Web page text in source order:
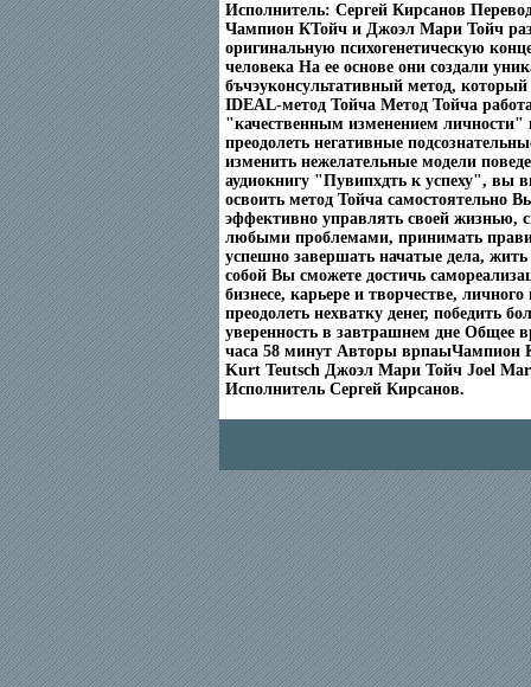
Исполнитель: Сергей Кирсанов
Чампион КТойч и Джоэл Мари Тойч
оригинальную психогенетическую
человека На ее основе они создали
бъчэуконсультативный метод,
IDEAL-метод Тойча Метод Тойча
"качественным изменением личности"
преодолеть негативные
изменить нежелательные модели
аудиокнигу "Пувипхдть к успеху", вы
освоить метод Тойча самостоятельно
эффективно управлять своей жизнью,
любыми проблемами, принимать
успешно завершать начатые дела,
собой Вы сможете достичь
бизнесе, карьере и творчестве, личного
преодолеть нехватку денег, победить
уверенность в завтрашнем дне Общее
часа 58 минут Авторы врпаыЧампион
Kurt Teutsch Джоэл Мари Тойч Joel
Исполнитель Сергей Кирсанов.